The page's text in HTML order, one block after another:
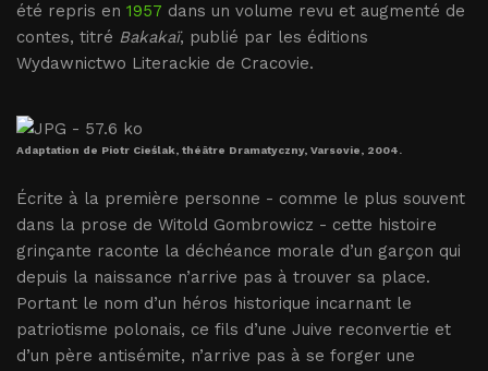
été repris en 1957 dans un volume revu et augmenté de
contes, titré Bakakaï, publié par les éditions
Wydawnictwo Literackie de Cracovie.
Adaptation de Piotr Cieślak, théâtre Dramatyczny, Varsovie, 2004.
Écrite à la première personne - comme le plus souvent
dans la prose de Witold Gombrowicz - cette histoire
grinçante raconte la déchéance morale d’un garçon qui
depuis la naissance n’arrive pas à trouver sa place.
Portant le nom d’un héros historique incarnant le
patriotisme polonais, ce fils d’une Juive reconvertie et
d’un père antisémite, n’arrive pas à se forger une